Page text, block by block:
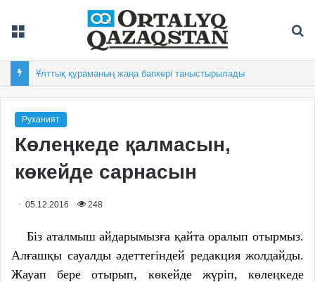
Ұлттық құраманың жаңа бапкері таныстырылады
Руханият
Көлеңкеде қалмасын,
көкейде сарнасын
05.12.2016 248
Біз аталмыш айдарымызға қайта оралып отырмыз.
Алғашқы сауалды әдеттегіндей редакция жолдайды.
Жауап бере отырып, көкейде жүріп, көлеңкеде